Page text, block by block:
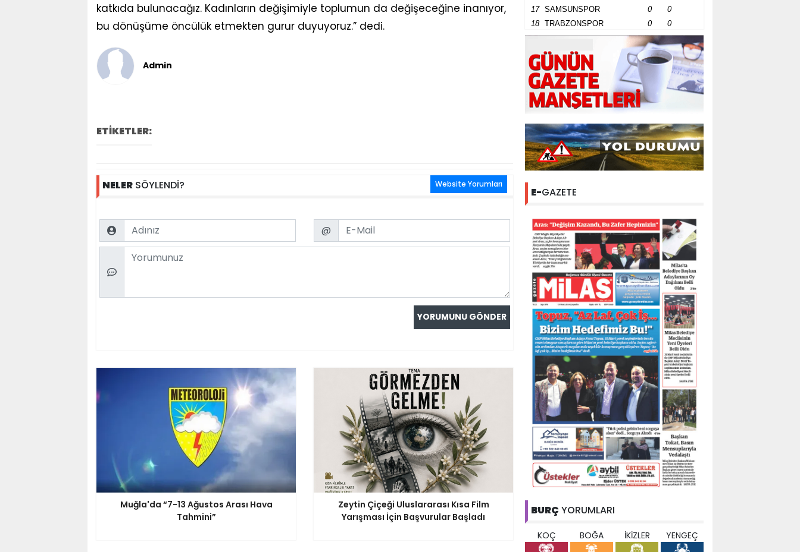
katkıda bulunacağız. Kadınların değişimiyle toplumun da değişeceğine inanıyor,
bu dönüşüme öncülük etmekten gurur duyuyoruz.” dedi.
Admin
ETİKETLER:
NELER SÖYLENDİ? Website Yorumları
Name Email
@
Comment
Muğla'da “7-13 Ağustos Arası Hava
Tahmini”
Zeytin Çiçeği Uluslararası Kısa Film
Yarışması İçin Başvurular Başladı
17
SAMSUNSPOR 0
0
18
TRABZONSPOR 0 0
E-GAZETE
BURÇ YORUMLARI
KOÇ BOĞA İKİZLER YENGEÇ